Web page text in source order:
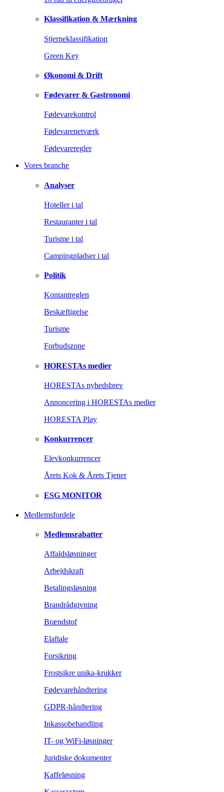
Klassifikation & Mærkning
Stjerneklassifikation
Green Key
Økonomi & Drift
Fødevarer & Gastronomi
Fødevarekontrol
Fødevarenetværk
Fødevareregler
Vores branche
Analyser
Hoteller i tal
Restauranter i tal
Turisme i tal
Campingpladser i tal
Politik
Kontantreglen
Beskæftigelse
Turisme
Forbudszone
HORESTAs medier
HORESTAs nyhedsbrev
Annoncering i HORESTAs medier
HORESTA Play
Konkurrencer
Elevkonkurrencer
Årets Kok & Årets Tjener
ESG MONITOR
Medlemsfordele
Medlemsrabatter
Affaldsløsninger
Arbejdskraft
Betalingsløsning
Brandrådgivning
Brændstof
Elaftale
Forsikring
Frostsikre unika-krukker
Fødevarehåndtering
GDPR-håndtering
Inkassobehandling
IT- og WiFi-løsninger
Juridiske dokumenter
Kaffeløsning